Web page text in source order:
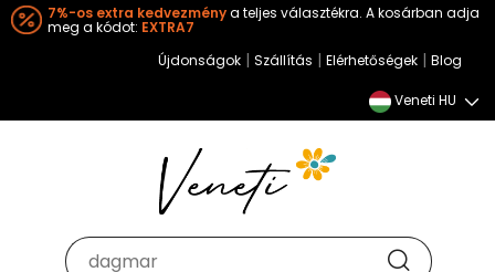
7%-os extra kedvezménya teljes választékra. A kosárban adja
meg a kódot: EXTRA7
Újdonságok | Szállítás | Elérhetőségek | Blog
Veneti HU